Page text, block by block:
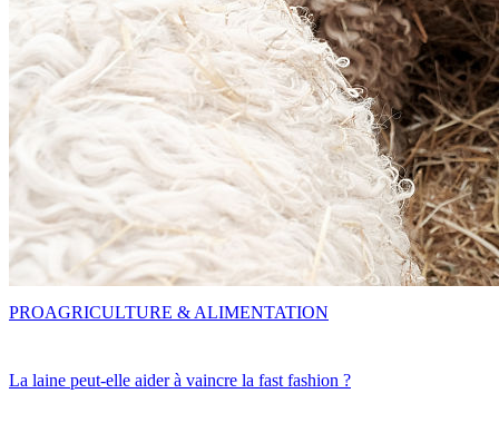
La laine peut-elle aider à vaincre la fast fashion ?
PROAGRICULTURE & ALIMENTATION